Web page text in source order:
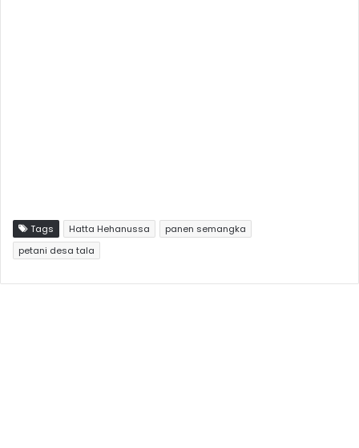
Tags Hatta Hehanussa
panen semangka
petani desa tala